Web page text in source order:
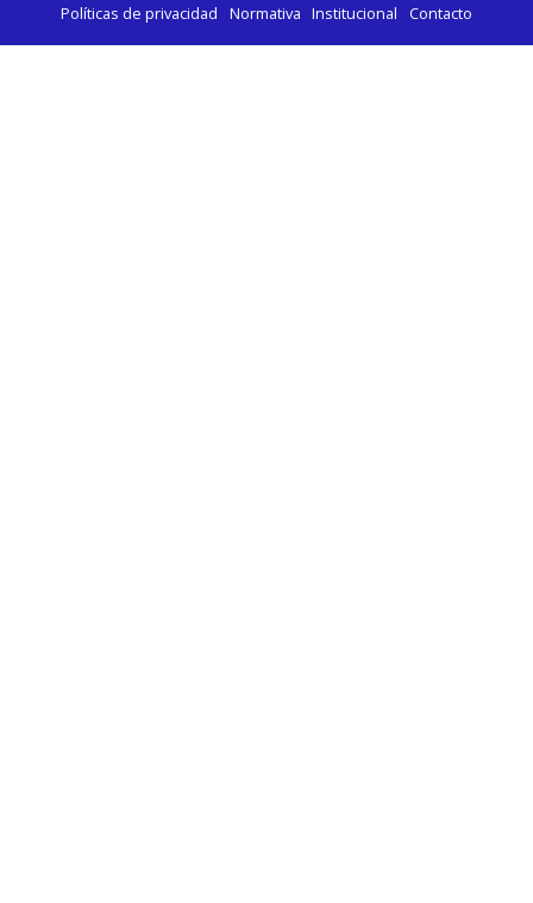
Políticas de privacidad Normativa Institucional Contacto